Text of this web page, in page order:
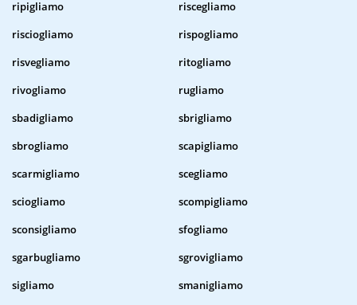
ripigliamo
riscegliamo
risciogliamo
rispogliamo
risvegliamo
ritogliamo
rivogliamo
rugliamo
sbadigliamo
sbrigliamo
sbrogliamo
scapigliamo
scarmigliamo
scegliamo
sciogliamo
scompigliamo
sconsigliamo
sfogliamo
sgarbugliamo
sgrovigliamo
sigliamo
smanigliamo